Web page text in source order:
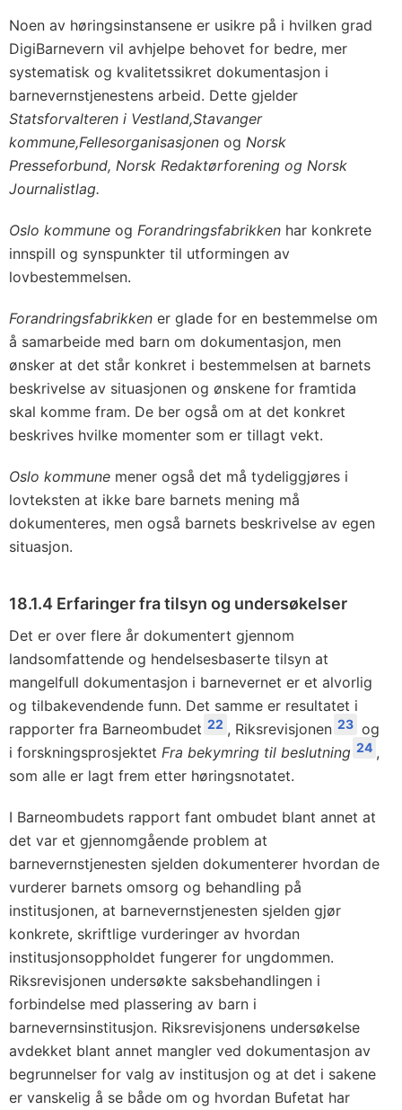
Noen av høringsinstansene er usikre på i hvilken grad
DigiBarnevern vil avhjelpe behovet for bedre, mer
systematisk og kvalitetssikret dokumentasjon i
barnevernstjenestens arbeid. Dette gjelder
Statsforvalteren i Vestland,Stavanger
kommune,Fellesorganisasjonen og Norsk
Presseforbund, Norsk Redaktørforening og Norsk
Journalistlag.
Oslo kommune og Forandringsfabrikken har konkrete
innspill og synspunkter til utformingen av
lovbestemmelsen.
Forandringsfabrikken er glade for en bestemmelse om
å samarbeide med barn om dokumentasjon, men
ønsker at det står konkret i bestemmelsen at barnets
beskrivelse av situasjonen og ønskene for framtida
skal komme fram. De ber også om at det konkret
beskrives hvilke momenter som er tillagt vekt.
Oslo kommune mener også det må tydeliggjøres i
lovteksten at ikke bare barnets mening må
dokumenteres, men også barnets beskrivelse av egen
situasjon.
18.1.4 Erfaringer fra tilsyn og undersøkelser
Det er over flere år dokumentert gjennom
landsomfattende og hendelsesbaserte tilsyn at
mangelfull dokumentasjon i barnevernet er et alvorlig
og tilbakevendende funn. Det samme er resultatet i
rapporter fra Barneombudet 22 , Riksrevisjonen 23 og
i forskningsprosjektet Fra bekymring til beslutning 24 ,
som alle er lagt frem etter høringsnotatet.
I Barneombudets rapport fant ombudet blant annet at
det var et gjennomgående problem at
barnevernstjenesten sjelden dokumenterer hvordan de
vurderer barnets omsorg og behandling på
institusjonen, at barnevernstjenesten sjelden gjør
konkrete, skriftlige vurderinger av hvordan
institusjonsoppholdet fungerer for ungdommen.
Riksrevisjonen undersøkte saksbehandlingen i
forbindelse med plassering av barn i
barnevernsinstitusjon. Riksrevisjonens undersøkelse
avdekket blant annet mangler ved dokumentasjon av
begrunnelser for valg av institusjon og at det i sakene
er vanskelig å se både om og hvordan Bufetat har